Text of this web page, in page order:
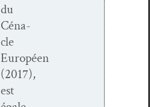
du
Céna­
cle
Européen
(2017),
est